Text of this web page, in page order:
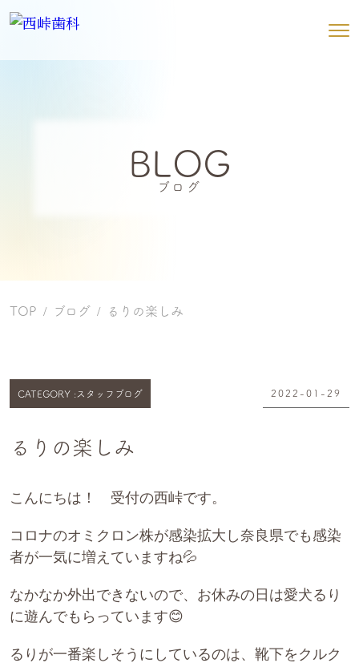
BLOG
ブログ
TOP ブログ るりの楽しみ
CATEGORY :スタッフブログ 2022-01-29
るりの楽しみ
こんにちは！ 受付の西峠です。
コロナのオミクロン株が感染拡大し奈良県でも感染
者が一気に増えていますね💦
なかなか外出できないので、お休みの日は愛犬るり
に遊んでもらっています😊
るりが一番楽しそうにしているのは、靴下をクルク